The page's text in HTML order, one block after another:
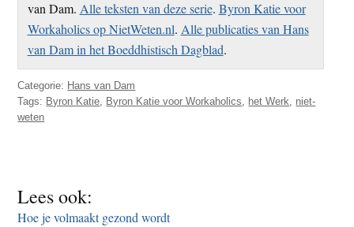
van Dam. Alle teksten van deze serie. Byron Katie voor
Workaholics op NietWeten.nl. Alle publicaties van Hans
van Dam in het Boeddhistisch Dagblad.
Categorie: Hans van Dam
Tags: Byron Katie, Byron Katie voor Workaholics, het Werk, niet-
weten
Lees ook:
Hoe je volmaakt gezond wordt